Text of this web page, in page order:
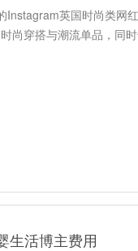
Instagram英国时尚类网
尚穿搭与潮流单品，同
生活博主费用